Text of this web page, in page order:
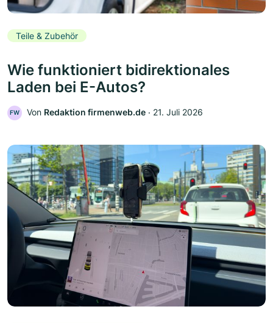
Teile & Zubehör
Wie funktioniert bidirektionales
Laden bei E-Autos?
FW Von Redaktion firmenweb.de ‧ 21. Juli 2026